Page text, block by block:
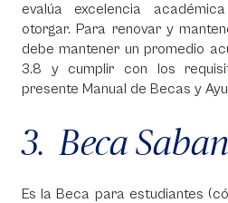
evalúa excelencia
otorgar. Para renovar y
debe mantener un promedio
3.8 y cumplir con los
presente Manual de Becas y
3. Beca
Es la Beca para estudiantes